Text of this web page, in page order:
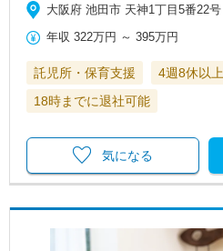
大阪府 池田市 天神1丁目5番22号
年収 322万円 ～395万円
託児所・保育支援 4週8休以上
18時までに退社可能
気になる